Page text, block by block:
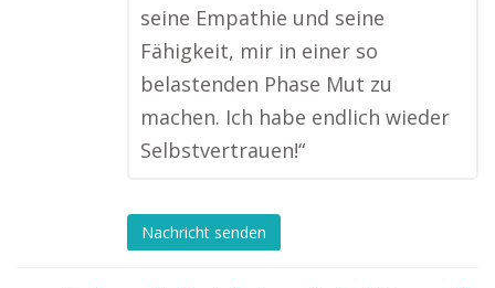
seine Empathie und seine
Fähigkeit, mir in einer so
belastenden Phase Mut zu
machen. Ich habe endlich wieder
Selbstvertrauen!“
Nachricht senden